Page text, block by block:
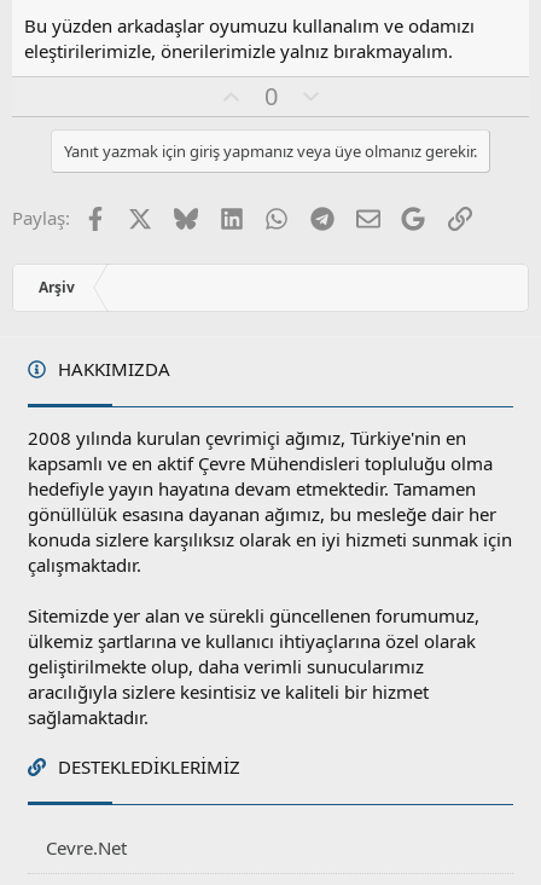
a
Bu yüzden arkadaşlar oyumuzu kullanalım ve odamızı
eleştirilerimizle, önerilerimizle yalnız bırakmayalım.
y
l
a
0
l
u
m
u
z
o
l
Yanıt yazmak için giriş yapmanız veya üye olmanız gerekir.
Paylaş: Facebook BlueskyLinkedInWhatsApp
Telegram
E-postaGoogleLink
Arşiv
HAKKIMIZDA
2008 yılında kurulan çevrimiçi ağımız, Türkiye'nin en
kapsamlı ve en aktif Çevre Mühendisleri topluluğu olma
hedefiyle yayın hayatına devam etmektedir. Tamamen
gönüllülük esasına dayanan ağımız, bu mesleğe dair her
konuda sizlere karşılıksız olarak en iyi hizmeti sunmak için
çalışmaktadır.
Sitemizde yer alan ve sürekli güncellenen forumumuz,
ülkemiz şartlarına ve kullanıcı ihtiyaçlarına özel olarak
geliştirilmekte olup, daha verimli sunucularımız
aracılığıyla sizlere kesintisiz ve kaliteli bir hizmet
sağlamaktadır.
DESTEKLEDIKLERIMIZ
Cevre.Net